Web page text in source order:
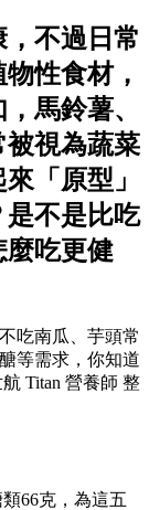
不過日常
性食材，
馬鈴薯、
視為蔬菜
「原型」
是不是比吃
麼吃更健
吃南瓜、芋頭常
等需求，你知道
Titan 營養師 整
66克，為這五